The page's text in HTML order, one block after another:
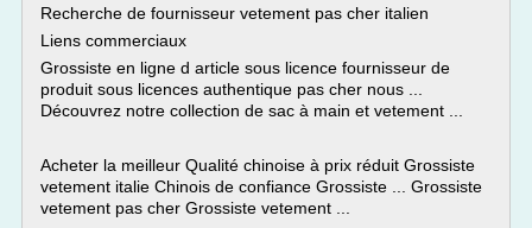
Recherche de fournisseur vetement pas cher italien
Liens commerciaux
Grossiste en ligne d article sous licence fournisseur de
produit sous licences authentique pas cher nous ...
Découvrez notre collection de sac à main et vetement ...
Acheter la meilleur Qualité chinoise à prix réduit Grossiste
vetement italie Chinois de confiance Grossiste ... Grossiste
vetement pas cher Grossiste vetement ...